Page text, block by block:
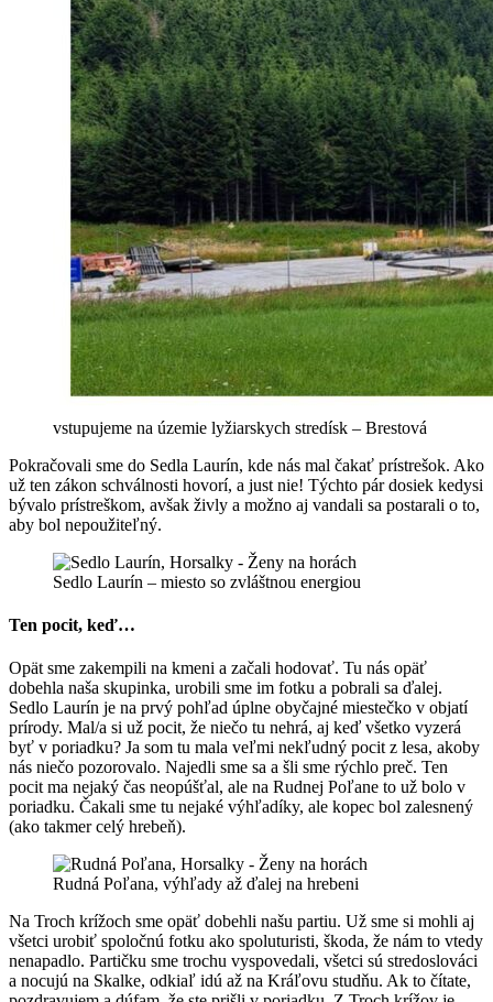
vstupujeme na územie lyžiarskych stredísk – Brestová
Pokračovali sme do Sedla Laurín, kde nás mal čakať prístrešok. Ako
už ten zákon schválnosti hovorí, a just nie! Týchto pár dosiek kedysi
bývalo prístreškom, avšak živly a možno aj vandali sa postarali o to,
aby bol nepoužiteľný.
Sedlo Laurín – miesto so zvláštnou energiou
Ten pocit, keď…
Opät sme zakempili na kmeni a začali hodovať. Tu nás opäť
dobehla naša skupinka, urobili sme im fotku a pobrali sa ďalej.
Sedlo Laurín je na prvý pohľad úplne obyčajné miestečko v objatí
prírody. Mal/a si už pocit, že niečo tu nehrá, aj keď všetko vyzerá
byť v poriadku? Ja som tu mala veľmi nekľudný pocit z lesa, akoby
nás niečo pozorovalo. Najedli sme sa a šli sme rýchlo preč. Ten
pocit ma nejaký čas neopúšťal, ale na Rudnej Poľane to už bolo v
poriadku. Čakali sme tu nejaké výhľadíky, ale kopec bol zalesnený
(ako takmer celý hrebeň).
Rudná Poľana, výhľady až ďalej na hrebeni
Na Troch krížoch sme opäť dobehli našu partiu. Už sme si mohli aj
všetci urobiť spoločnú fotku ako spoluturisti, škoda, že nám to vtedy
nenapadlo. Partičku sme trochu vyspovedali, všetci sú stredoslováci
a nocujú na Skalke, odkiaľ idú až na Kráľovu studňu. Ak to čítate,